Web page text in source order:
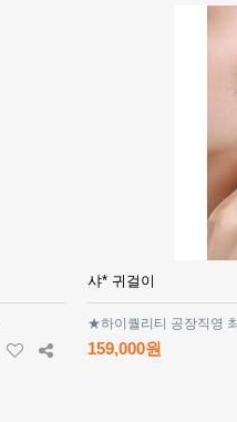
샤* 귀걸이
★하이퀄리티 공장직영
159,000원